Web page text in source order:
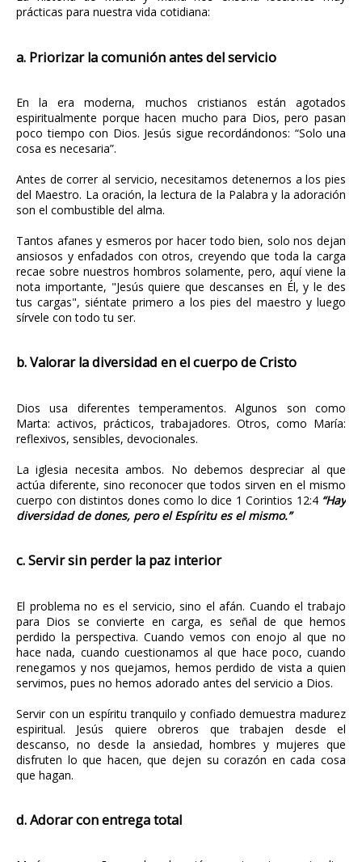
prácticas para nuestra vida cotidiana:
a. Priorizar la comunión antes del servicio
En la era moderna, muchos cristianos están agotados
espiritualmente porque hacen mucho para Dios, pero pasan
poco tiempo con Dios. Jesús sigue recordándonos: “Solo una
cosa es necesaria”.
Antes de correr al servicio, necesitamos detenernos a los pies
del Maestro. La oración, la lectura de la Palabra y la adoración
son el combustible del alma.
Tantos afanes y esmeros por hacer todo bien, solo nos dejan
ansiosos y enfadados con otros, creyendo que toda la carga
recae sobre nuestros hombros solamente, pero, aquí viene la
nota importante, "Jesús quiere que descanses en Él, y le des
tus cargas", siéntate primero a los pies del maestro y luego
sírvele con todo tu ser.
b. Valorar la diversidad en el cuerpo de Cristo
Dios usa diferentes temperamentos. Algunos son como
Marta: activos, prácticos, trabajadores. Otros, como María:
reflexivos, sensibles, devocionales.
La iglesia necesita ambos. No debemos despreciar al que
actúa diferente, sino reconocer que todos sirven en el mismo
cuerpo con distintos dones como lo dice 1 Corintios 12:4 “Hay
diversidad de dones, pero el Espíritu es el mismo.”
c. Servir sin perder la paz interior
El problema no es el servicio, sino el afán. Cuando el trabajo
para Dios se convierte en carga, es señal de que hemos
perdido la perspectiva. Cuando vemos con enojo al que no
hace nada, cuando cuestionamos al que hace poco, cuando
renegamos y nos quejamos, hemos perdido de vista a quien
servimos, pues no hemos adorado antes del servicio a Dios.
Servir con un espíritu tranquilo y confiado demuestra madurez
espiritual. Jesús quiere obreros que trabajen desde el
descanso, no desde la ansiedad, hombres y mujeres que
disfruten lo que hacen, que dejen su corazón en cada cosa
que hagan.
d. Adorar con entrega total